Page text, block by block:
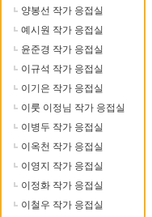
양봉선 작가 응접실
예시원 작가 응접실
윤준경 작가 응접실
이규석 작가 응접실
이기은 작가 응접실
이룻 이정님 작가 응접실
이병두 작가 응접실
이옥천 작가 응접실
이영지 작가 응접실
이정화 작가 응접실
이철우 작가 응접실